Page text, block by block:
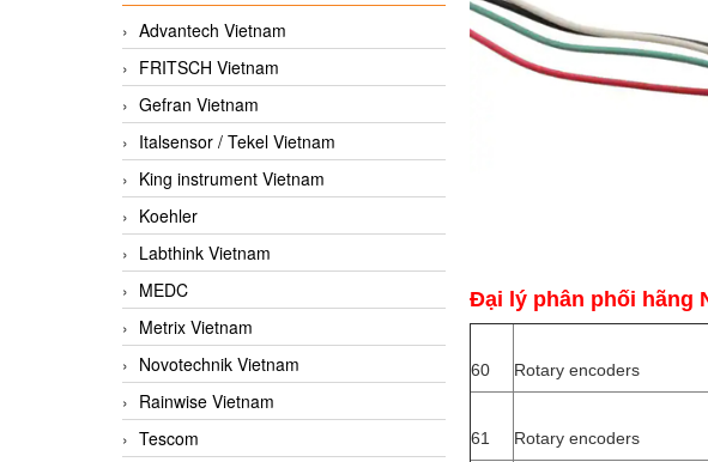
Advantech Vietnam
FRITSCH Vietnam
Gefran Vietnam
Italsensor / Tekel Vietnam
King instrument Vietnam
Koehler
Labthink Vietnam
MEDC
Metrix Vietnam
Novotechnik Vietnam
Rainwise Vietnam
Tescom
Đại lý phân phối hãng
60 Rotary encoders
61 Rotary encoders